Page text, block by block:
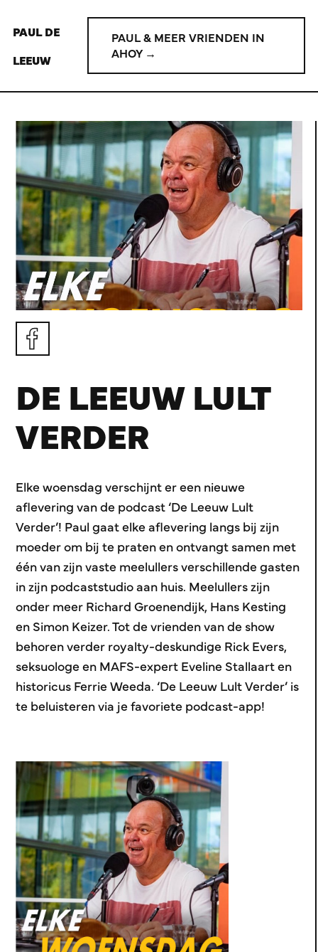
PAUL DE
LEEUW
PAUL & MEER VRIENDEN IN
AHOY →
DE LEEUW LULT
VERDER
Elke woensdag verschijnt er een nieuwe
aflevering van de podcast ‘De Leeuw Lult
Verder’! Paul gaat elke aflevering langs bij zijn
moeder om bij te praten en ontvangt samen met
één van zijn vaste meelullers verschillende gasten
in zijn podcaststudio aan huis. Meelullers zijn
onder meer Richard Groenendijk, Hans Kesting
en Simon Keizer. Tot de vrienden van de show
behoren verder royalty-deskundige Rick Evers,
seksuologe en MAFS-expert Eveline Stallaart en
historicus Ferrie Weeda. ‘De Leeuw Lult Verder’ is
te beluisteren via je favoriete podcast-app!